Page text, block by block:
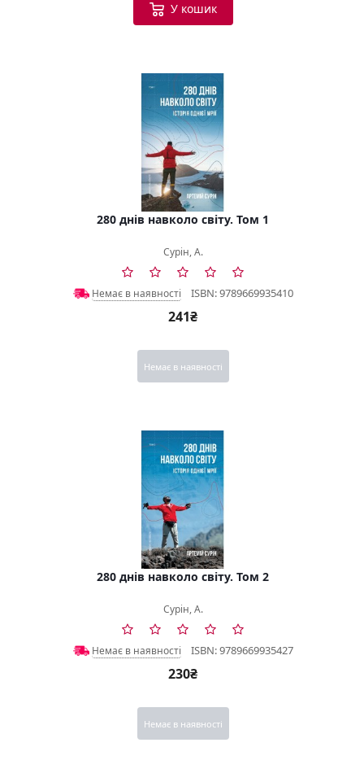
У кошик
280 днів навколо світу. Том 1
Сурін, А.
Немає в наявності ISBN: 9789669935410
241₴
Немає в наявності
280 днів навколо світу. Том 2
Сурін, А.
Немає в наявності ISBN: 9789669935427
230₴
Немає в наявності